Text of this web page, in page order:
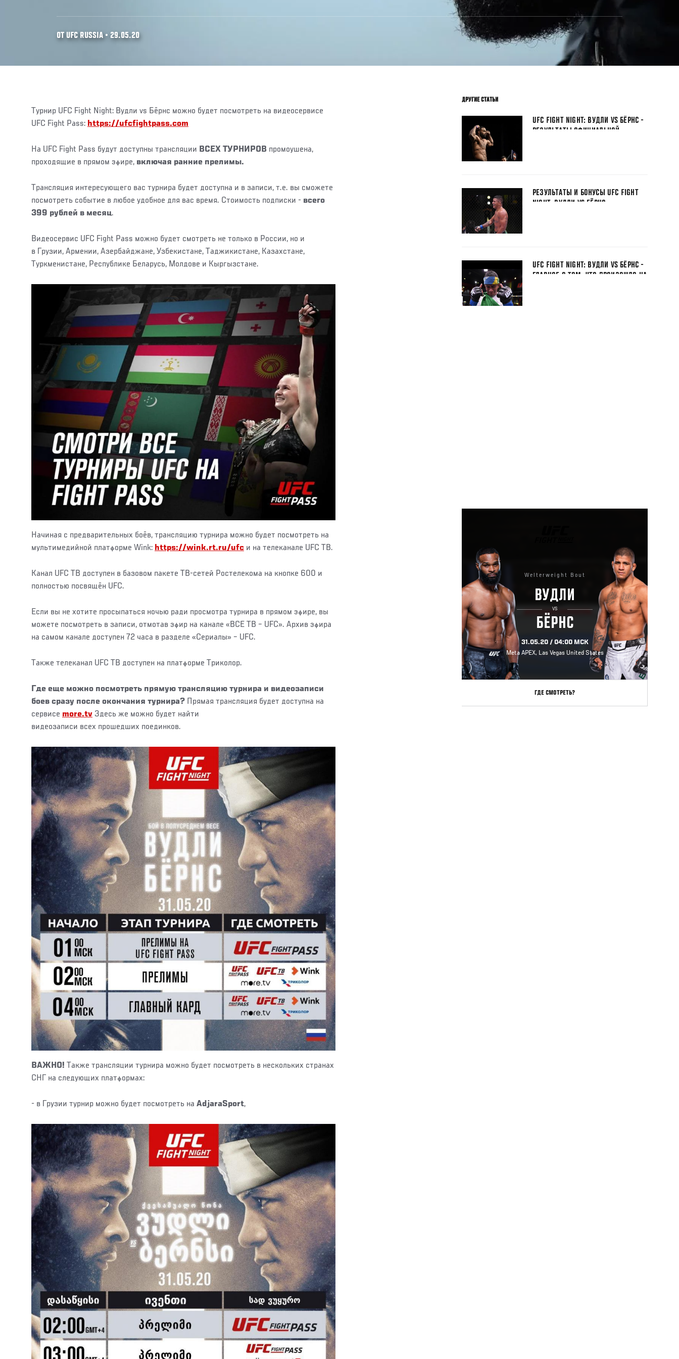
ОТ UFC RUSSIA • 29.05.20
Турнир UFC Fight Night: Вудли vs Бёрнс можно будет посмотреть на видеосервисе
UFC Fight Pass: https://ufcfightpass.com
На UFC Fight Pass будут доступны трансляции ВСЕХ ТУРНИРОВ промоушена,
проходящие в прямом эфире, включая ранние прелимы.
Трансляция интересующего вас турнира будет доступна и в записи, т.е. вы сможете
посмотреть событие в любое удобное для вас время. Стоимость подписки - всего
399 рублей в месяц.
Видеосервис UFC Fight Pass можно будет смотреть не только в России, но и
в Грузии, Армении, Азербайджане, Узбекистане, Таджикистане, Казахстане,
Туркменистане, Республике Беларусь, Молдове и Кыргызстане.
Начиная с предварительных боёв, трансляцию турнира можно будет посмотреть на
мультимедийной платформе Wink: https://wink.rt.ru/ufc и на телеканале UFC ТВ.
Канал UFC ТВ доступен в базовом пакете ТВ-сетей Ростелекома на кнопке 600 и
полностью посвящён UFC.
Если вы не хотите просыпаться ночью ради просмотра турнира в прямом эфире, вы
можете посмотреть в записи, отмотав эфир на канале «ВСЕ ТВ – UFC». Архив эфира
на самом канале доступен 72 часа в разделе «Сериалы» – UFC.
Также телеканал UFC ТВ доступен на платформе Триколор.
Где еще можно посмотреть прямую трансляцию турнира и видеозаписи
боев сразу после окончания турнира? Прямая трансляция будет доступна на
сервисе more.tv Здесь же можно будет найти
видеозаписи всех прошедших поединков.
ВАЖНО! Также трансляции турнира можно будет посмотреть в нескольких странах
СНГ на следующих платформах:
- в Грузии турнир можно будет посмотреть на AdjaraSport,
ДРУГИЕ СТАТЬИ
UFC FIGHT NIGHT: ВУДЛИ VS БЁРНС -
РЕЗУЛЬТАТЫ ОФИЦИАЛЬНОЙ
РЕЗУЛЬТАТЫ И БОНУСЫ UFC FIGHT
NIGHT: ВУДЛИ VS БЁРНС
UFC FIGHT NIGHT: ВУДЛИ VS БЁРНС -
ГЛАВНОЕ О ТОМ, ЧТО ПРОИЗОШЛО НА
Welterweight Bout
ВУДЛИ
VS
БЁРНС
31.05.20 / 04:00 МСК
Meta APEX, Las Vegas United States
ГДЕ СМОТРЕТЬ?